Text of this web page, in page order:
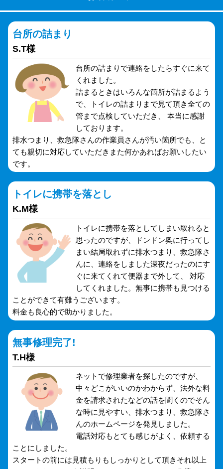
台所の詰まり
S.T様
台所の詰まりで連絡をしたらすぐに来て
くれました。
詰まるときはいろんな箇所が詰まるよう
で、トイレの詰まりまで見て頂き全ての
管まで点検していただき、 本当に感謝
しております。
排水つまり、救急隊さんの作業員さんが汚い箇所でも、と
ても親切に対応していただきまた何かあればお願いしたい
です。
トイレに携帯を落とし
K.M様
トイレに携帯を落としてしまい取れると
思ったのですが、ドンドン奥に行ってし
まい結局取れずに排水つまり、救急隊さ
んに、連絡をしました深夜だったのにす
ぐに来てくれて便器まで外して、 対応
してくれました。無事に携帯も見つける
ことができて有難うございます。
料金も良心的で助かりました。
無事修理完了!
T.H様
ネットで修理業者を探したのですが、
中々どこがいいのかわからず、法外な料
金を請求されたなどの話を聞くのでそん
な時に見やすい、排水つまり、救急隊さ
んのホームページを発見しました。
電話対応もとても感じがよく、依頼する
ことにしました。
スタートの前には見積もりもしっかりとして頂きそれ以上